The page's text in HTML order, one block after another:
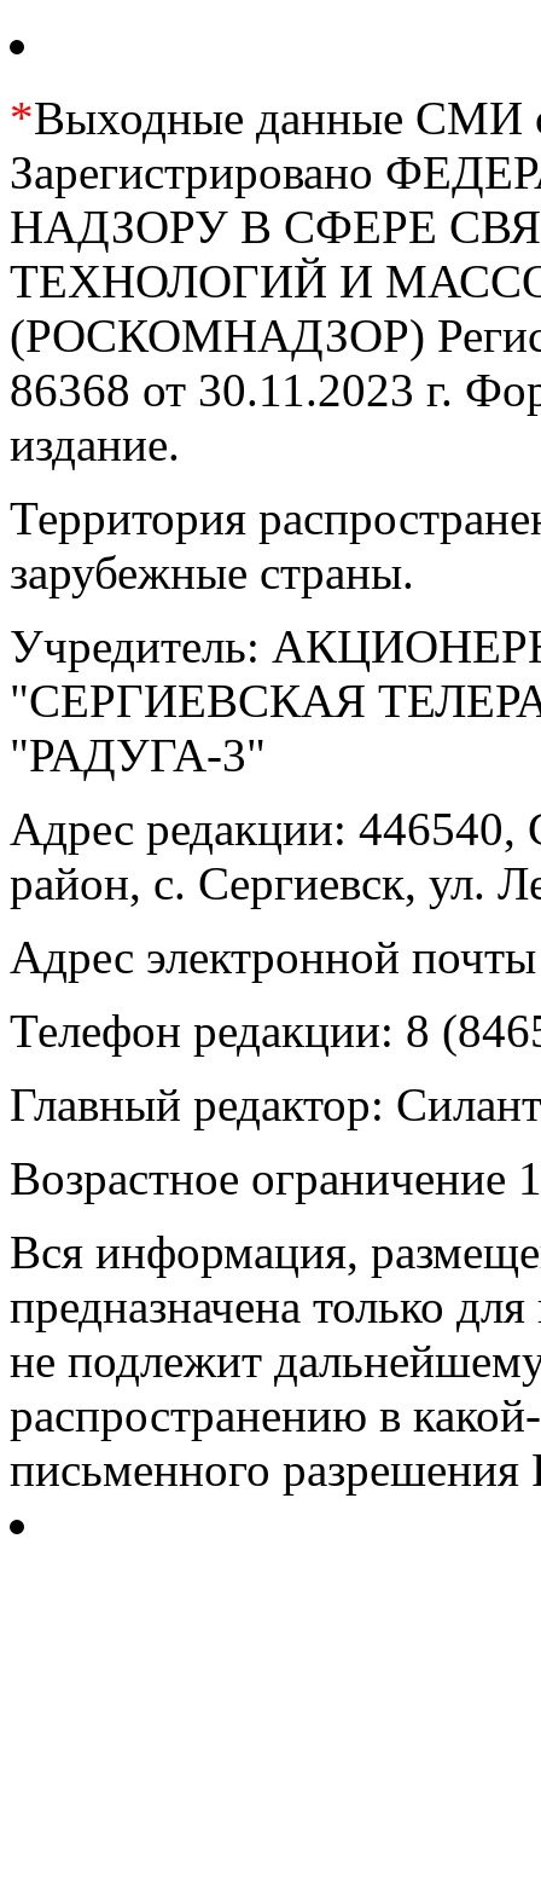
*Выходные данные СМИ
Зарегистрировано
НАДЗОРУ В СФЕРЕ
ТЕХНОЛОГИЙ И
(РОСКОМНАДЗОР)
86368 от 30.11.2023 г.
издание.
Территория
зарубежные страны.
Учредитель:
"СЕРГИЕВСКАЯ
"РАДУГА-3"
Адрес редакции: 446540,
район, с. Сергиевск, ул.
Адрес электронной
Телефон редакции: 8
Главный редактор:
Возрастное ограничение
Вся информация,
предназначена только
не подлежит
распространению в
письменного разрешения